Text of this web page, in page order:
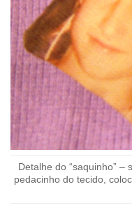
Detalhe do “saquinho”
pedacinho do tecido,